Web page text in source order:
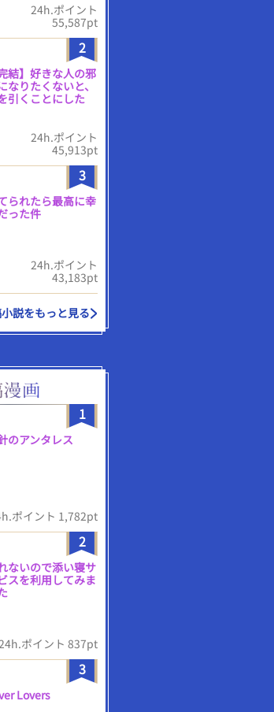
24h.ポイント
55,587pt
2
完結】好きな人の邪
なりたくないと、
引くことにした
24h.ポイント
45,913pt
3
られたら最高に幸
った件
24h.ポイント
43,183pt
説をもっと見る
1
のアンタレス
ポイント 1,782pt
2
ないので添い寝サ
スを利用してみま
ポイント 837pt
3
Lovers